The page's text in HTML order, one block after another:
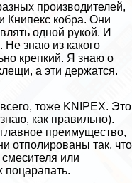
производителей,
Книпекс кобра. Они
одной рукой. И
Не знаю из какого
крепкий. Я знаю о
а эти держатся.
тоже KNIPEX. Это
как правильно).
преимущество,
отполированы так, что
или
поцарапать.